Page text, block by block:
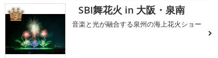
3 SBI舞花火 in 大阪・泉南
音楽と光が融合する泉州の海上花火ショー